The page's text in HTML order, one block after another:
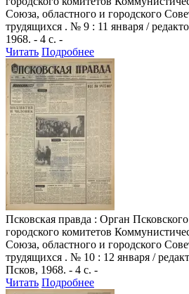
Союза, областного и городского
трудящихся . № 9 : 11 января /
1968. - 4 с. -
Читать Подробнее
Псковская правда : Орган
городского комитетов
Союза, областного и городского
трудящихся . № 10 : 12 января /
Псков, 1968. - 4 с. -
Читать Подробнее